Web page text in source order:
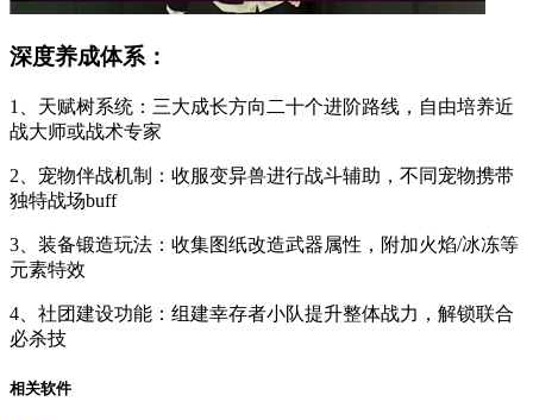
深度养成体系：
1、天赋树系统：三大成长方向二十个进阶路线，自由培养近
战大师或战术专家
2、宠物伴战机制：收服变异兽进行战斗辅助，不同宠物携带
独特战场buff
3、装备锻造玩法：收集图纸改造武器属性，附加火焰/冰冻等
元素特效
4、社团建设功能：组建幸存者小队提升整体战力，解锁联合
必杀技
相关软件